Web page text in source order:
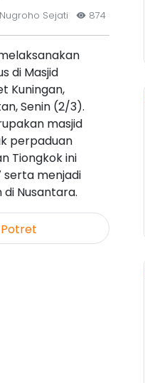
Nugroho Sejati 874
di Masjid
Kuningan,
Senin (2/3).
masjid
perpaduan
Tiongkok ini
serta menjadi
Nusantara.